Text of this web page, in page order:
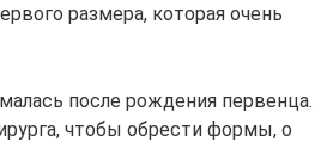
размера, которая очень
после рождения первенца.
чтобы обрести формы, о